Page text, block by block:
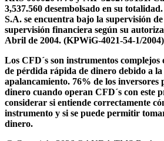
3,537.560 desembolsado en su
S.A. se encuentra bajo la supervisión
supervisión financiera según su
Abril de 2004. (KPWiG-4021-54-1/
Los CFD´s son instrumentos
de pérdida rápida de dinero debido a
apalancamiento. 76% de los inversores
dinero cuando operan CFD´s con este
considerar si entiende correctamente
instrumento y si se puede permitir
dinero.